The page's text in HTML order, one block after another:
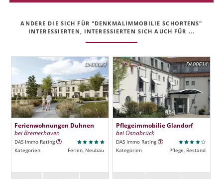
ANDERE DIE SICH FÜR "DENKMALIMMOBILIE SCHORTENS"
INTERESSIERTEN, INTERESSIERTEN SICH AUCH FÜR ...
DA00629
Ferienwohnungen Duhnen
bei Bremerhaven
DAS Immo Rating
Kategorien
Ferien, Neubau
DA00614
Pflegeimmobilie Glandorf
bei Osnabrück
DAS Immo Rating
Kategorien
Pflege, Bestand